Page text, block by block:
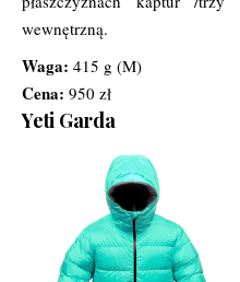
wewnętrzną.
Waga: 415 g (M)
Cena: 950 zł
Yeti Garda